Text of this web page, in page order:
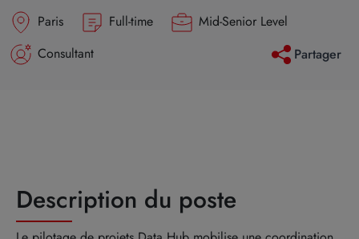
Paris Full-time
Mid-Senior Level
Consultant
Partager
Description du poste